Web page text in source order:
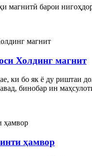
магнитӣ барои
Холдинг магнит
ки бо як ё ду риштаи
бинобар ин
ҳамвор